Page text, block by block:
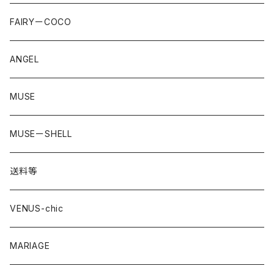
LACE
straeberry
FAIRYーCOCO
ANGEL
MUSE
MUSEーSHELL
送料等
VENUS-chic
MARIAGE